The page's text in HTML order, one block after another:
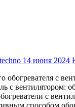
techno 14 июня 2024
с вентилятором:
с
способом